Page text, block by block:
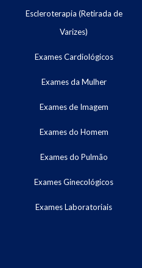
Escleroterapia (Retirada de
Varizes)
Exames Cardiológicos
Exames da Mulher
Exames de Imagem
Exames do Homem
Exames do Pulmão
Exames Ginecológicos
Exames Laboratoriais